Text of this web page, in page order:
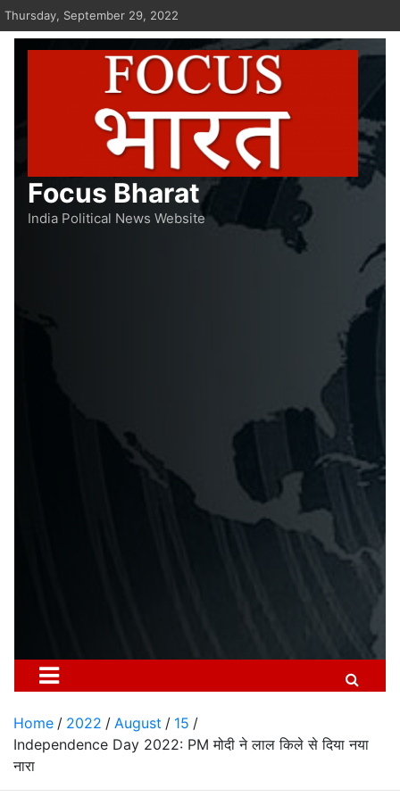
Skip
to
content
Thursday, September 29, 2022
Focus Bharat
India Political News Website
Home 2022 August
15
Independence Day 2022: PM मोदी ने लाल किले से दिया नया
नारा